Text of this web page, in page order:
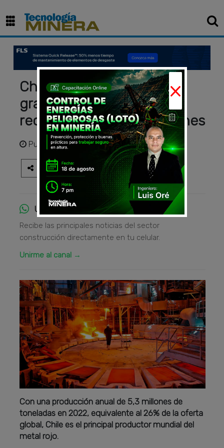
Chile: nuevo impuesto a la
gran minería del cobre
recaudará US$ 1350 millones
Publicadohace 3 años
Únete al canal de WhatsApp
Recibe las principales noticias del sector
construcción directamente en tu celular.
Unirme al canal →
Con una producción anual de 5,3 millones de
toneladas en 2022, equivalente al 26% de la oferta
global, Chile es el principal productor mundial del
metal rojo.
×